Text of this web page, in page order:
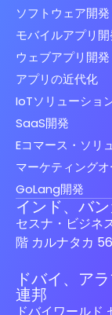
ソフトウェア開発
モバイルアプリ開
ウェブアプリ開発
アプリの近代化
IoTソリューショ
SaaS開発
Eコマース・ソリ
マーケティング
GoLang開発
インド、バ
セスナ・ビジネ
階 カルナタカ
ドバイ、ア
連邦
ドバイワールド
Spanish